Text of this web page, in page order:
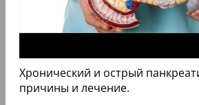
Хронический и острый
причины и лечение.